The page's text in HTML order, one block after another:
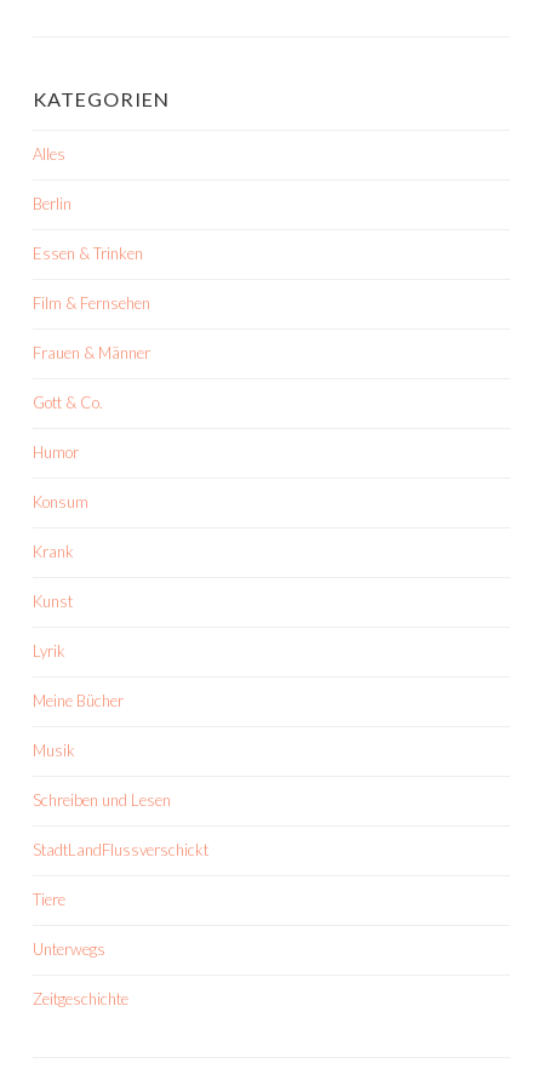
KATEGORIEN
Alles
Berlin
Essen & Trinken
Film & Fernsehen
Frauen & Männer
Gott & Co.
Humor
Konsum
Krank
Kunst
Lyrik
Meine Bücher
Musik
Schreiben und Lesen
StadtLandFlussverschickt
Tiere
Unterwegs
Zeitgeschichte